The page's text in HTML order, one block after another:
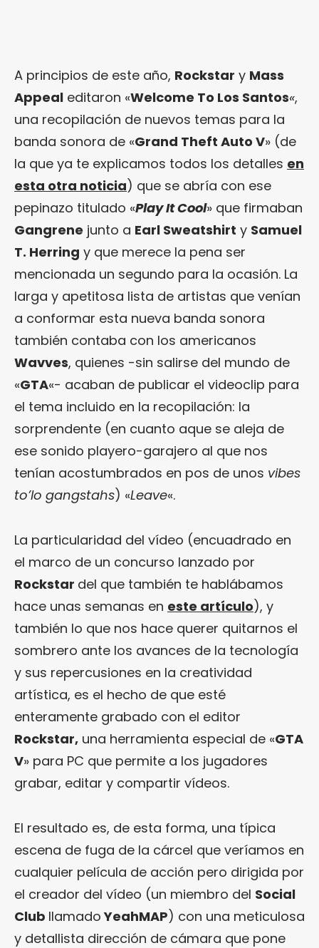
A principios de este año, Rockstar y Mass
Appeal editaron «Welcome To Los Santos«,
una recopilación de nuevos temas para la
banda sonora de «Grand Theft Auto V» (de
la que ya te explicamos todos los detalles en
esta otra noticia) que se abría con ese
pepinazo titulado «Play It Cool» que firmaban
Gangrene junto a Earl Sweatshirt y Samuel
T. Herring y que merece la pena ser
mencionada un segundo para la ocasión. La
larga y apetitosa lista de artistas que venían
a conformar esta nueva banda sonora
también contaba con los americanos
Wavves, quienes -sin salirse del mundo de
«GTA«- acaban de publicar el videoclip para
el tema incluido en la recopilación: la
sorprendente (en cuanto aque se aleja de
ese sonido playero-garajero al que nos
tenían acostumbrados en pos de unos vibes
to’lo gangstahs) «Leave«.
La particularidad del vídeo (encuadrado en
el marco de un concurso lanzado por
Rockstar del que también te hablábamos
hace unas semanas en este artículo), y
también lo que nos hace querer quitarnos el
sombrero ante los avances de la tecnología
y sus repercusiones en la creatividad
artística, es el hecho de que esté
enteramente grabado con el editor
Rockstar, una herramienta especial de «GTA
V» para PC que permite a los jugadores
grabar, editar y compartir vídeos.
El resultado es, de esta forma, una típica
escena de fuga de la cárcel que veríamos en
cualquier película de acción pero dirigida por
el creador del vídeo (un miembro del Social
Club llamadoYeahMAP) con una meticulosa
y detallista dirección de cámara que pone